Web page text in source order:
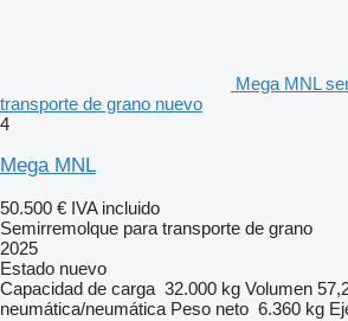
Mega MNL
transporte de grano nuevo
4
Mega MNL
50.500 € IVA incluido
Semirremolque para transporte de grano
2025
Estado nuevo
Capacidad de carga 32.000 kg Volumen
neumática/neumática Peso neto 6.360 kg